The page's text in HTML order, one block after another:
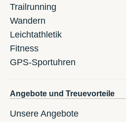
Trailrunning
Wandern
Leichtathletik
Fitness
GPS-Sportuhren
Angebote und Treuevorteile
Unsere Angebote